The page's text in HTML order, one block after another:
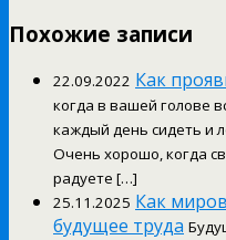
Похожие записи
22.09.2022 Как
когда в вашей голове
каждый день сидеть и
Очень хорошо, когда
радуете […]
25.11.2025 Как
будущее труда